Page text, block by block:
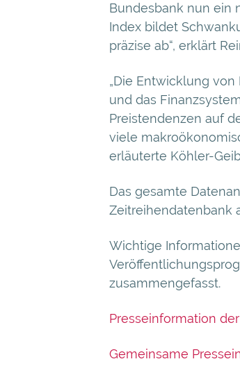
Bundesbank nun ein
Index bildet
präzise ab“, erklärt
„Die Entwicklung
und das
Preistendenzen auf
viele
erläuterte Köhler-
Das gesamte
Zeitreihendatenbank
Wichtige
zusammengefasst.
Presseinformation
Gemeinsame